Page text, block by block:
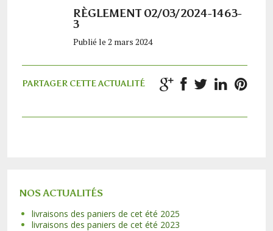
RÈGLEMENT 02/03/2024-1463-
3
Publié le 2 mars 2024
PARTAGER CETTE ACTUALITÉ
NOS ACTUALITÉS
livraisons des paniers de cet été 2025
livraisons des paniers de cet été 2023